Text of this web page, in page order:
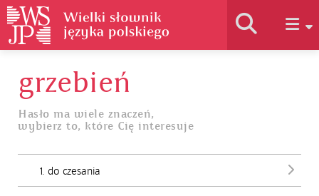
Historia słownika
Jak korzystać
grzebień
Hasło ma wiele znaczeń,
wybierz to, które Cię interesuje
1. do czesania